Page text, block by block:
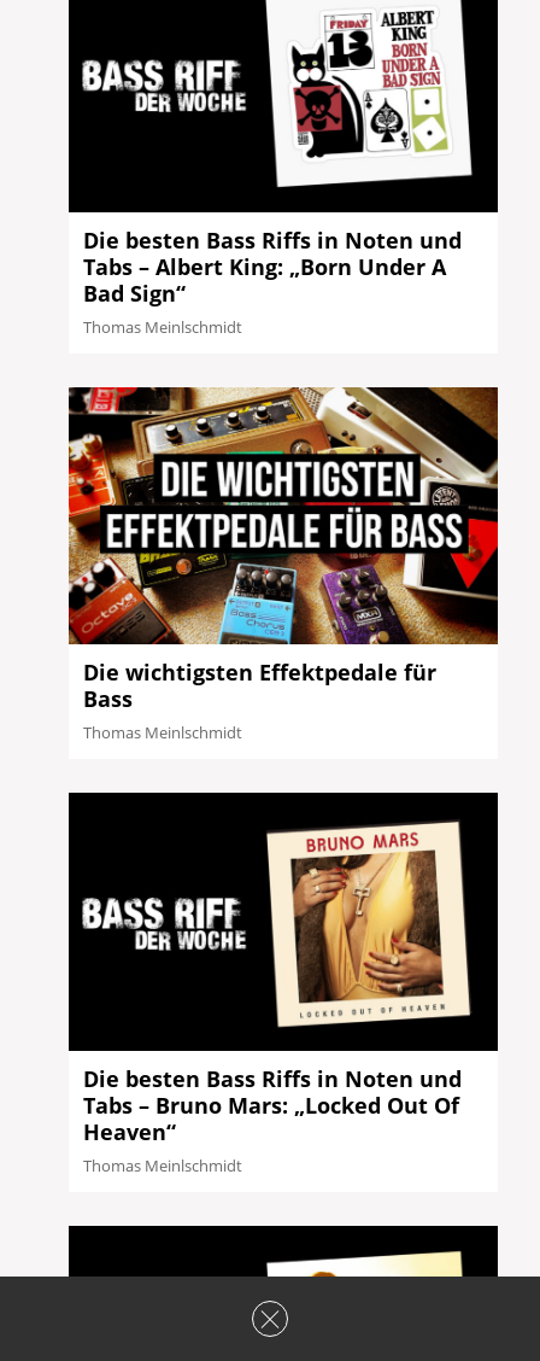
Die besten Bass Riffs in Noten und
Tabs – Albert King: „Born Under A
Bad Sign“
Thomas Meinlschmidt
Die wichtigsten Effektpedale für
Bass
Thomas Meinlschmidt
Die besten Bass Riffs in Noten und
Tabs – Bruno Mars: „Locked Out Of
Heaven“
Thomas Meinlschmidt